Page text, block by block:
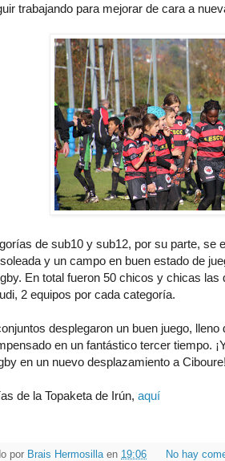
trabajando para mejorar de cara a
de sub10 y sub12, por su parte, se
y un campo en buen estado de
En total fueron 50 chicos y chicas
2 equipos por cada categoría.
desplegaron un buen juego,
en un fantástico tercer tiempo.
en un nuevo desplazamiento a
de la Topaketa de Irún, aquí
por Brais Hermosilla en 19:06 No hay